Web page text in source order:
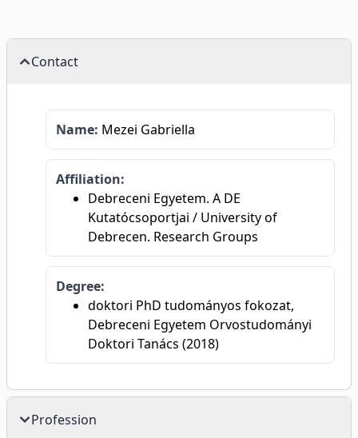
Contact
Name: Mezei Gabriella
Affiliation:
Debreceni Egyetem. A DE
Kutatócsoportjai / University of
Debrecen. Research Groups
Degree:
doktori PhD tudományos fokozat,
Debreceni Egyetem Orvostudományi
Doktori Tanács (2018)
Profession